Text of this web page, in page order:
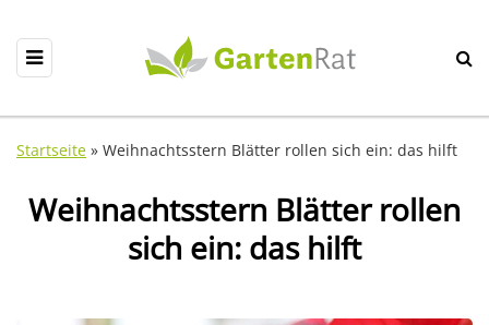
Startseite » Weihnachtsstern Blätter rollen sich ein: das hilft
Weihnachtsstern Blätter rollen
sich ein: das hilft